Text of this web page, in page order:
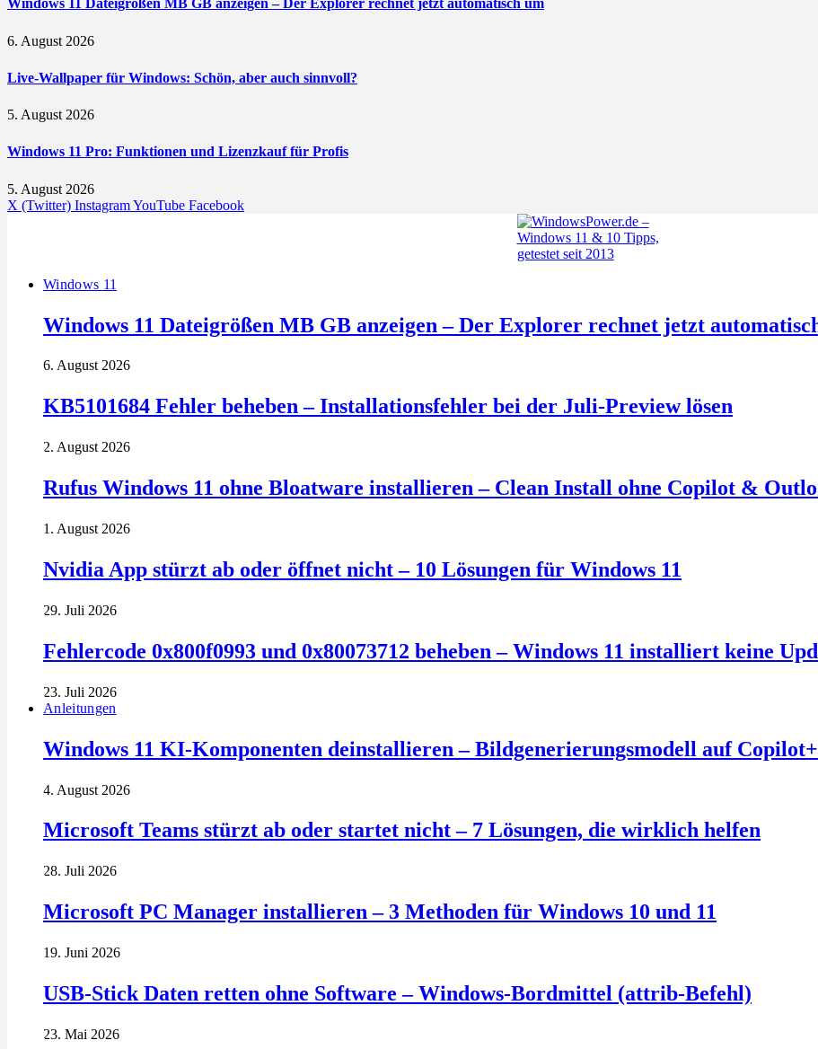
Windows 11 Dateigrößen MB GB anzeigen – Der Explorer rechnet jetzt automatisch um
6. August 2026
Live-Wallpaper für Windows: Schön, aber auch sinnvoll?
5. August 2026
Windows 11 Pro: Funktionen und Lizenzkauf für Profis
5. August 2026
X (Twitter) InstagramYouTube Facebook
Windows 11
Windows 11 Dateigrößen MB GB anzeigen – Der Explorer rechnet jetzt
6. August 2026
KB5101684 Fehler beheben – Installationsfehler bei der Juli-Preview lösen
2. August 2026
Rufus Windows 11 ohne Bloatware installieren – Clean Install ohne Copilot &
1. August 2026
Nvidia App stürzt ab oder öffnet nicht – 10 Lösungen für Windows 11
29. Juli 2026
Fehlercode 0x800f0993 und 0x80073712 beheben – Windows 11 installiert keine
23. Juli 2026
Anleitungen
Windows 11 KI-Komponenten deinstallieren – Bildgenerierungsmodell auf
4. August 2026
Microsoft Teams stürzt ab oder startet nicht – 7 Lösungen, die wirklich helfen
28. Juli 2026
Microsoft PC Manager installieren – 3 Methoden für Windows 10 und 11
19. Juni 2026
USB-Stick Daten retten ohne Software – Windows-Bordmittel (attrib-Befehl)
23. Mai 2026